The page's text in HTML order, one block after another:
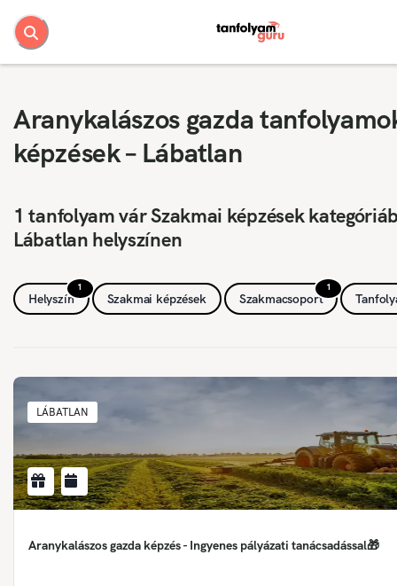
Aranykalászos gazda
képzések – Lábatlan
1 tanfolyam vár Szakmai képzések
Lábatlan helyszínen
1
Helyszín Szakmai képzések
1
Szakmacsoport
LÁBATLAN
Aranykalászos gazda képzés - Ingyenes pályázati tanácsadással🎁